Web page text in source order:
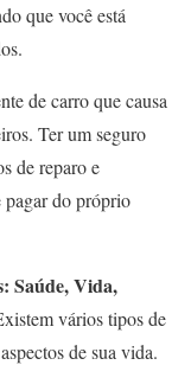
que você está
de carro que causa
Ter um seguro
de reparo e
pagar do próprio
Saúde, Vida,
vários tipos de
de sua vida.